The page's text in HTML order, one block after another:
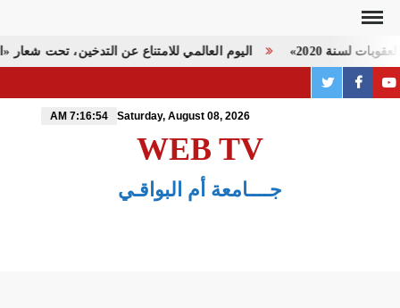
Skip
content
اليوم العالمي للامتناع عن التدخين، تحت شعار لسنة 2020»
youtube
PAGE
WEB TV
جــــامعة أم البواقـي
7:16:54 AM Saturday, August 08, 2026